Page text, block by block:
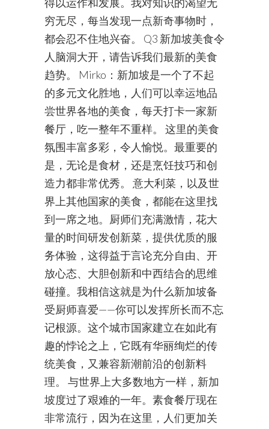
穷无尽，每当发现一点新奇事物时，
都会忍不住地兴奋。 Q3 新加坡美食令
人脑洞大开，请告诉我们最新的美食
趋势。 Mirko：新加坡是一个了不起
的多元文化胜地，人们可以幸运地品
尝世界各地的美食，每天打卡一家新
餐厅，吃一整年不重样。 这里的美食
氛围丰富多彩，令人愉悦。最重要的
是，无论是食材，还是烹饪技巧和创
造力都非常优秀。 意大利菜，以及世
界上其他国家的美食，都能在这里找
到一席之地。厨师们充满激情，花大
量的时间研发创新菜，提供优质的服
务体验，这得益于言论充分自由、开
放心态、大胆创新和中西结合的思维
碰撞。我相信这就是为什么新加坡备
受厨师喜爱——你可以发挥所长而不忘
记根源。这个城市国家建立在如此有
趣的悖论之上，它既有华丽绚烂的传
统美食，又兼容新潮前沿的创新料
理。 与世界上大多数地方一样，新加
坡度过了艰难的一年。素食餐厅现在
非常流行，因为在这里，人们更加关